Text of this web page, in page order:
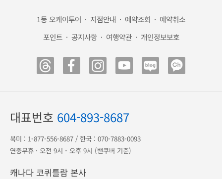
1등 오케이투어 · 지점안내 · 예약조회 · 예약취소
포인트 · 공지사항 · 여행약관 · 개인정보보호
대표번호 604-893-8687
북미 : 1-877-556-8687 / 한국 : 070-7883-0093
연중무휴 · 오전 9시 - 오후 9시 (밴쿠버 기준)
캐나다 코퀴틀람 본사